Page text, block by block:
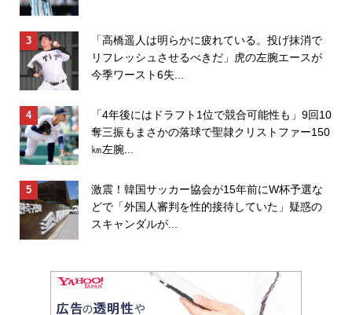
「高橋遥人は明らかに疲れている。投げ抹消で
リフレッシュさせるべきだ」虎の左腕エースが
今季ワースト6失...
「4年後にはドラフト1位で競合可能性も」9回10
奪三振もまさかの落球で聖隷クリストファー150
㎞左腕...
激震！韓国サッカー協会が15年前にW杯予選な
どで「外国人審判を性的接待していた」疑惑の
スキャンダルが...